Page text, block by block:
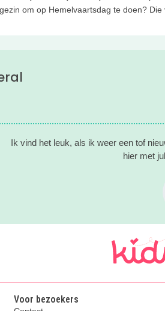
om op Hemelvaartsdag te doen? Die
Ik vind het leuk, als ik weer een tof
hier met
Voor bezoekers